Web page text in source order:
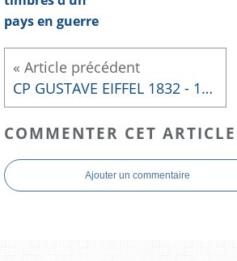
pays en guerre
CP GUSTAVE EIFFEL 1832 - 1923
COMMENTER CET ARTICLE
Ajouter un commentaire